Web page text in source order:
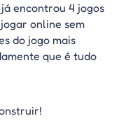
encontrou 4 jogos
online sem
do jogo mais
que é tudo